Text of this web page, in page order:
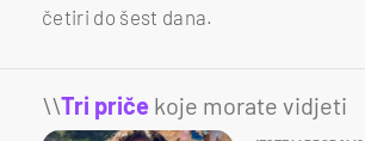
četiri do šest dana.
\\Tri priče koje morate vidjeti